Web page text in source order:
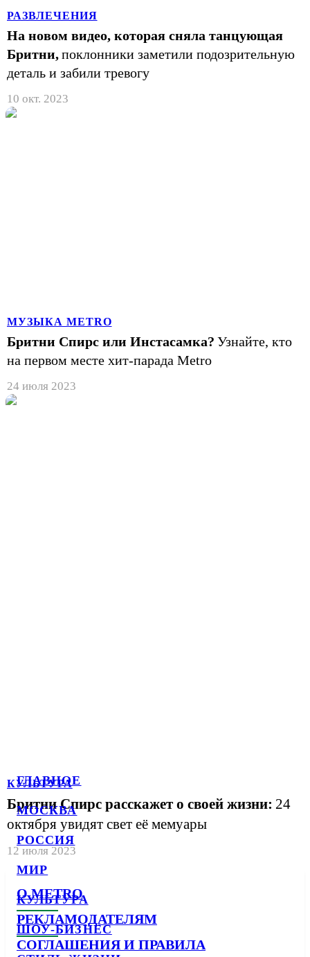
ГЛАВНОЕ
МОСКВА
РОССИЯ
МИР
КУЛЬТУРА
ШОУ-БИЗНЕС
РАЗВЛЕЧЕНИЯ
На новом видео, которая сняла танцующая
Бритни,поклонники заметили подозрительную
деталь и забили тревогу
10 окт. 2023
МУЗЫКА METRO
Бритни Спирс или Инстасамка? Узнайте, кто
на первом месте хит-парада Metro
24 июля 2023
КУЛЬТУРА
Бритни Спирс расскажет о своей жизни: 24
октября увидят свет её мемуары
12 июля 2023
О METRO
РЕКЛАМОДАТЕЛЯМ
СОГЛАШЕНИЯ И ПРАВИЛА